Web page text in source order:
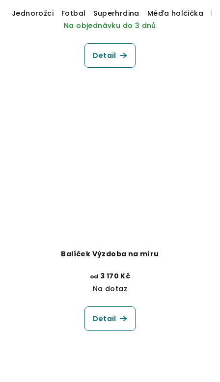
Jednorožci
Fotbal Superhrdina Méďa holčička
Na objednávku do 3 dnů
Detail
Balíček Výzdoba na míru
od 3 170 Kč
Na dotaz
Detail